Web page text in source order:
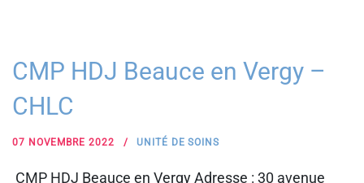
CMP HDJ Beauce en Vergy –
CHLC
07 NOVEMBRE 2022 UNITÉ DE SOINS
CMP HDJ Beauce en Vergy Adresse : 30 avenue